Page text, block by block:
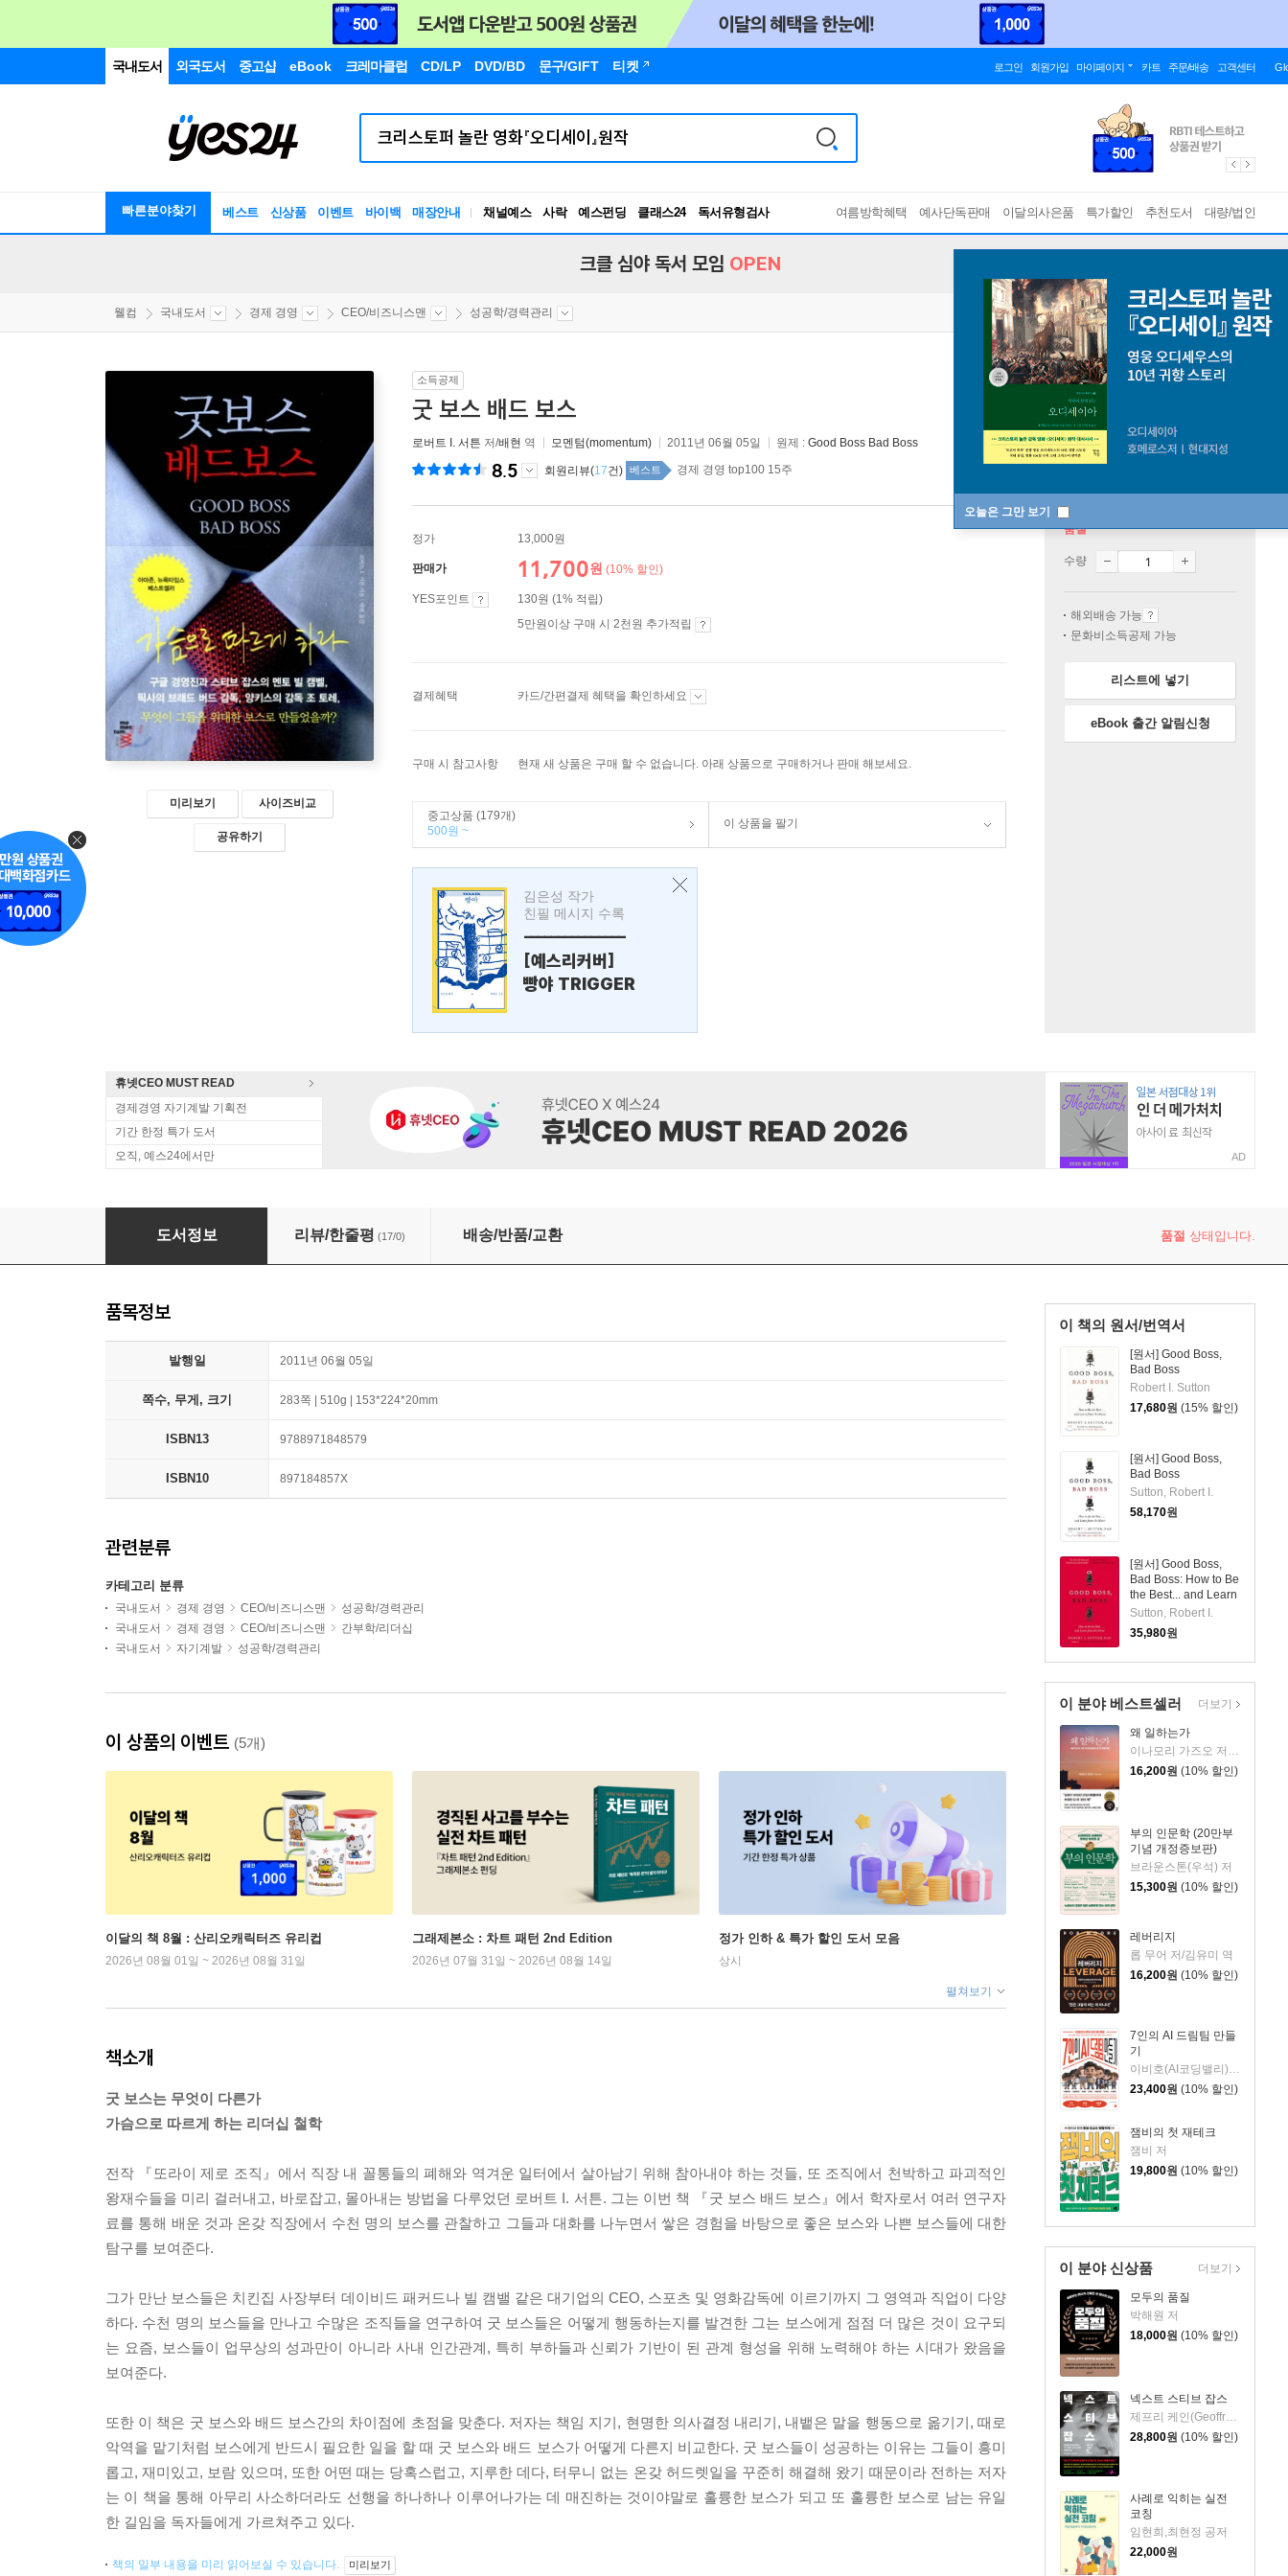
국내도서 외국도서 중고샵 eBook 크레마클럽 CD/LP DVD/BD 문구/GIFT 티켓 로그인 회원가입 마이페이지 카트 주문/배송 고객센터
빠른분야찾기 베스트 신상품 이벤트 바이백 매장안내 채널예스 사락 예스펀딩 클래스24
독서유형검사
RBTI Lab
여름방학혜택 예사단독판매 이달의사은품 특가할인 추천도서 대량/법인
오늘은 그만 보기
크클 심야 독서 모임 OPEN
웰컴 국내도서 경제 경영 CEO/비즈니스맨 성공학/경력관리
미리보기 사이즈비교
공유하기
소득공제
굿 보스 배드 보스
로버트 I. 서튼 저/배현 역 모멘텀(momentum) 2011년 06월 05일 원제 : Good Boss Bad Boss
8.5 회원리뷰(17건) 베스트 경제 경영 top100 15주
정가 13,000원
판매가 11,700원 (10% 할인)
YES포인트
130원 (1% 적립)
5만원이상 구매 시 2천원 추가적립
결제혜택 카드/간편결제 혜택을 확인하세요
구매 시 참고사항 현재 새 상품은 구매 할 수 없습니다. 아래 상품으로 구매하거나 판매 해보세요.
중고상품 (179개)
500원 ~
이 상품을 팔기
김은성 작가
친필 메시지 수록
---------------
[예스리커버]
빵야 TRIGGER
품절
수량
해외배송 가능
문화비소득공제 가능
리스트에 넣기
eBook 출간 알림신청
휴넷CEO MUST READ
경제경영 자기계발 기획전
기간 한정 특가 도서
오직, 예스24에서만
AD
굿 보스 배드 보스
도서정보 리뷰/한줄평 (17/0) 배송/반품/교환 품절 상태입니다.
이 책의 원서/번역서
[원서] Good Boss,
Bad Boss
Robert I. Sutton
17,680원 (15% 할인)
[원서] Good Boss,
Bad Boss
Sutton, Robert I.
58,170원
[원서] Good Boss,
Bad Boss: How to Be
the Best... and Learn
from the Worst
Sutton, Robert I.
35,980원
이 분야 베스트셀러
왜 일하는가
16,200원 (10% 할인)
부의 인문학 (20만부
기념 개정증보판)
브라운스톤(우석) 저
15,300원 (10% 할인)
레버리지
롭 무어 저/김유미 역
16,200원 (10% 할인)
7인의 AI 드림팀 만들
기
23,400원 (10% 할인)
잼비의 첫 재테크
잼비 저
19,800원 (10% 할인)
더보기
이 분야 신상품
모두의 품질
박해원 저
18,000원 (10% 할인)
넥스트 스티브 잡스
제프리 케인(Geoffrey Cain) 저/이민석 역
28,800원 (10% 할인)
사례로 익히는 실전
코칭
임현희,최현정 공저
22,000원
더보기
품목정보
발행일 2011년 06월 05일
쪽수, 무게, 크기 283쪽 | 510g | 153*224*20mm
ISBN13 9788971848579
ISBN10 897184857X
관련분류
카테고리 분류
국내도서 경제 경영 CEO/비즈니스맨
성공학/경력관리
국내도서
경제 경영 CEO/비즈니스맨
간부학/리더십
국내도서
자기계발 성공학/경력관리
이 상품의 이벤트 (5개)
이달의 책 8월 : 산리오캐릭터즈 유리컵
2026년 08월 01일 ~ 2026년 08월 31일
그래제본소 : 차트 패턴 2nd Edition
2026년 07월 31일 ~ 2026년 08월 14일
정가 인하 & 특가 할인 도서 모음
상시
펼쳐보기
책소개
굿 보스는 무엇이 다른가
가슴으로 따르게 하는 리더십 철학
전작 『또라이 제로 조직』에서 직장 내 꼴통들의 폐해와 역겨운 일터에서 살아남기 위해 참아내야 하는 것들, 또 조직에서 천박하고 파괴적인
왕재수들을 미리 걸러내고, 바로잡고, 몰아내는 방법을 다루었던 로버트 I. 서튼. 그는 이번 책 『굿 보스 배드 보스』에서 학자로서 여러 연구자
료를 통해 배운 것과 온갖 직장에서 수천 명의 보스를 관찰하고 그들과 대화를 나누면서 쌓은 경험을 바탕으로 좋은 보스와 나쁜 보스들에 대한
탐구를 보여준다.
그가 만난 보스들은 치킨집 사장부터 데이비드 패커드나 빌 캠밸 같은 대기업의 CEO, 스포츠 및 영화감독에 이르기까지 그 영역과 직업이 다양
하다. 수천 명의 보스들을 만나고 수많은 조직들을 연구하여 굿 보스들은 어떻게 행동하는지를 발견한 그는 보스에게 점점 더 많은 것이 요구되
는 요즘, 보스들이 업무상의 성과만이 아니라 사내 인간관계, 특히 부하들과 신뢰가 기반이 된 관계 형성을 위해 노력해야 하는 시대가 왔음을
보여준다.
또한 이 책은 굿 보스와 배드 보스간의 차이점에 초점을 맞춘다. 저자는 책임 지기, 현명한 의사결정 내리기, 내뱉은 말을 행동으로 옮기기, 때로
악역을 맡기처럼 보스에게 반드시 필요한 일을 할 때 굿 보스와 배드 보스가 어떻게 다른지 비교한다. 굿 보스들이 성공하는 이유는 그들이 흥미
롭고, 재미있고, 보람 있으며, 또한 어떤 때는 당혹스럽고, 지루한 데다, 터무니 없는 온갖 허드렛일을 꾸준히 해결해 왔기 때문이라 전하는 저자
는 이 책을 통해 아무리 사소하더라도 선행을 하나하나 이루어나가는 데 매진하는 것이야말로 훌륭한 보스가 되고 또 훌륭한 보스로 남는 유일
한 길임을 독자들에게 가르쳐주고 있다.
책의 일부 내용을 미리 읽어보실 수 있습니다. 미리보기